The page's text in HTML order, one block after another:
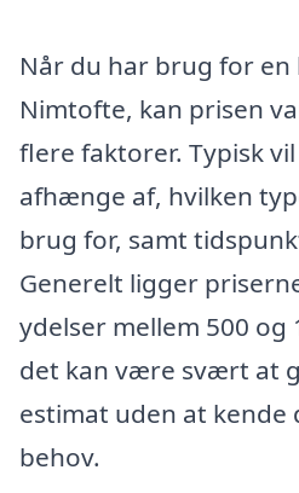
Når du har brug for en
Nimtofte, kan prisen
flere faktorer. Typisk
afhænge af, hvilken
brug for, samt
Generelt ligger
ydelser mellem 500 og
det kan være svært at
estimat uden at kende
behov.